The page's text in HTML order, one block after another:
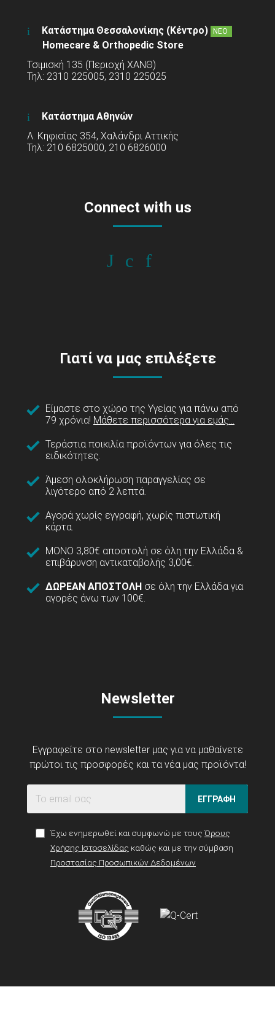
Κατάστημα Θεσσαλονίκης (Κέντρο) ΝΕΟ
Homecare & Orthopedic Store
Τσιμισκή 135 (Περιοχή ΧΑΝΘ)
Τηλ: 2310 225005, 2310 225025
Κατάστημα Αθηνών
Λ. Κηφισίας 354, Χαλάνδρι Αττικής
Τηλ: 210 6825000, 210 6826000
Connect with us
Γιατί να μας επιλέξετε
Είμαστε στο χώρο της Υγείας για πάνω από
79 χρόνια! Μάθετε περισσότερα για εμάς...
Τεράστια ποικιλία προϊόντων για όλες τις
ειδικότητες.
Άμεση ολοκλήρωση παραγγελίας σε
λιγότερο από 2 λεπτά.
Αγορά χωρίς εγγραφή, χωρίς πιστωτική
κάρτα.
ΜΟΝΟ 3,80€ αποστολή σε όλη την Ελλάδα &
επιβάρυνση αντικαταβολής 3,00€.
ΔΩΡΕΑΝ ΑΠΟΣΤΟΛΗ σε όλη την Ελλάδα για
αγορές άνω των 100€.
Newsletter
Εγγραφείτε στο newsletter μας για να μαθαίνετε
πρώτοι τις προσφορές και τα νέα μας προϊόντα!
ΕΓΓΡΑΦΗ
Έχω ενημερωθεί και συμφωνώ με τους Όρους
Χρήσης Ιστοσελίδας καθώς και με την σύμβαση
Προστασίας Προσωπικών Δεδομένων